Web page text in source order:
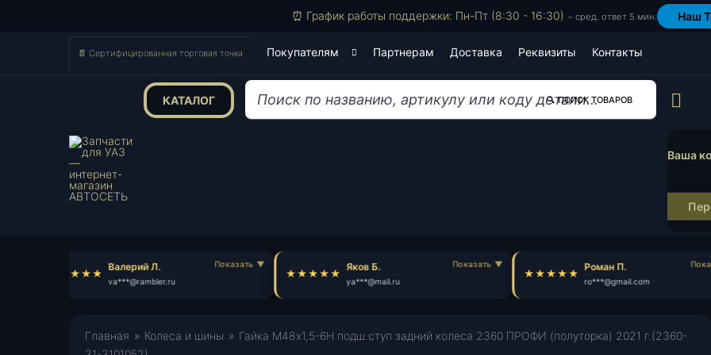
⏰ График работы поддержки: Пн-Пт (8:30 - 16:30) ~ сред. ответ 5 мин. Наш
📄 Сертифицированная торговая точка Покупателям Партнерам Доставка Реквизиты Контакты
КАТАЛОГ Поиск 🔍 ПОИСК ТОВАРОВ
Ваша
Валерий Л.
va***@rambler.ru
Яков Б.
ya***@mail.ru
Роман П.
ro***@gmail.com
Главная » Колеса и шины » Гайка М48х1,5-6Н подш.ступ задний колеса 2360 ПРОФИ (полуторка) 2021 г.(2360-